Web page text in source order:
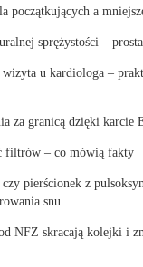
początkujących a
sprężystości –
wizyta u kardiologa –
za granicą dzięki karcie
filtrów – co mówią fakty
czy pierścionek z
snu
NFZ skracają kolejki i